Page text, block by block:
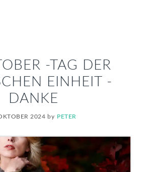
-TAG DER
EINHEIT -
DANKE
2024 by PETER